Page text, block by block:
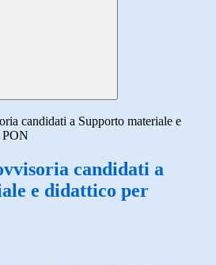
candidati a Supporto materiale e
PON
candidati a
e didattico per